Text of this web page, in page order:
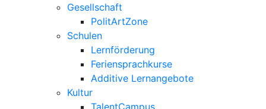
Gesellschaft
PolitArtZone
Schulen
Lernförderung
Feriensprachkurse
Additive Lernangebote
Kultur
TalentCampus